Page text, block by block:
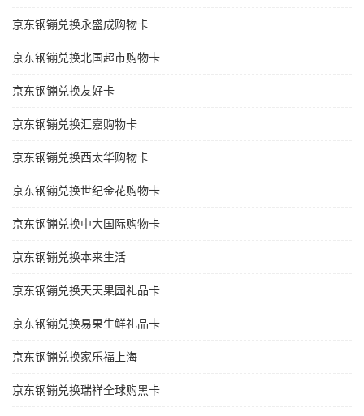
京东钢镚兑换永盛成购物卡
京东钢镚兑换北国超市购物卡
京东钢镚兑换友好卡
京东钢镚兑换汇嘉购物卡
京东钢镚兑换西太华购物卡
京东钢镚兑换世纪金花购物卡
京东钢镚兑换中大国际购物卡
京东钢镚兑换本来生活
京东钢镚兑换天天果园礼品卡
京东钢镚兑换易果生鲜礼品卡
京东钢镚兑换家乐福上海
京东钢镚兑换瑞祥全球购黑卡